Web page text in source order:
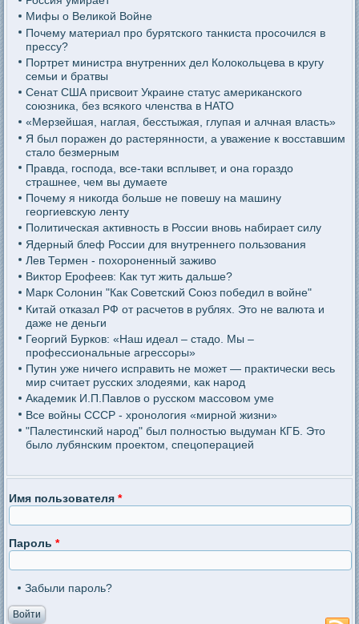
Мифы о Великой Войне
Почему материал про бурятского танкиста просочился в
прессу?
Портрет министра внутренних дел Колокольцева в кругу
семьи и братвы
Сенат США присвоит Украине статус американского
союзника, без всякого членства в НАТО
«Мерзейшая, наглая, бесстыжая, глупая и алчная власть»
Я был поражен до растерянности, а уважение к восставшим
стало безмерным
Правда, господа, все-таки всплывет, и она гораздо
страшнее, чем вы думаете
Почему я никогда больше не повешу на машину
георгиевскую ленту
Политическая активность в России вновь набирает силу
Ядерный блеф России для внутреннего пользования
Лев Термен - похороненный заживо
Виктор Ерофеев: Как тут жить дальше?
Марк Солонин "Как Советский Союз победил в войне"
Китай отказал РФ от расчетов в рублях. Это не валюта и
даже не деньги
Георгий Бурков: «Наш идеал – стадо. Мы –
профессиональные агрессоры»
Путин уже ничего исправить не может — практически весь
мир считает русских злодеями, как народ
Академик И.П.Павлов о русском массовом уме
Все войны СССР - хронология «мирной жизни»
"Палестинский народ" был полностью выдуман КГБ. Это
было лубянским проектом, спецоперацией
Имя пользователя*
Пароль*
Забыли пароль?